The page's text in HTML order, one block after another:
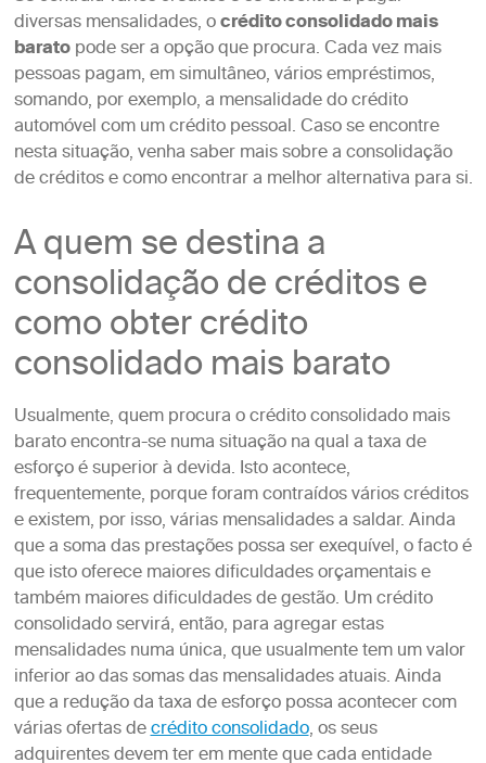
diversas mensalidades, ocrédito consolidado mais
baratopode ser a opção que procura. Cada vez mais
pessoas pagam, em simultâneo, vários empréstimos,
somando, por exemplo, a mensalidade do crédito
automóvel com um crédito pessoal. Caso se encontre
nesta situação, venha saber mais sobre a consolidação
de créditos e como encontrar a melhor alternativa para si.
A quem se destina a
consolidação de créditos e
como obter crédito
consolidado mais barato
Usualmente, quem procura o crédito consolidado mais
barato encontra-se numa situação na qual a taxa de
esforço é superior à devida. Isto acontece,
frequentemente, porque foram contraídos vários créditos
e existem, por isso, várias mensalidades a saldar. Ainda
que a soma das prestações possa ser exequível, o facto é
que isto oferece maiores dificuldades orçamentais e
também maiores dificuldades de gestão. Um crédito
consolidado servirá, então, para agregar estas
mensalidades numa única, que usualmente tem um valor
inferior ao das somas das mensalidades atuais. Ainda
que a redução da taxa de esforço possa acontecer com
várias ofertas decrédito consolidado, os seus
adquirentes devem ter em mente que cada entidade